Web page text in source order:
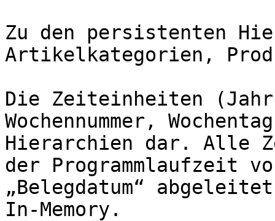
Zu den persistenten
Artikelkategorien,
Die Zeiteinheiten
Wochennummer,
Hierarchien dar. Alle
der Programmlaufzeit
„Belegdatum“
In-Memory.